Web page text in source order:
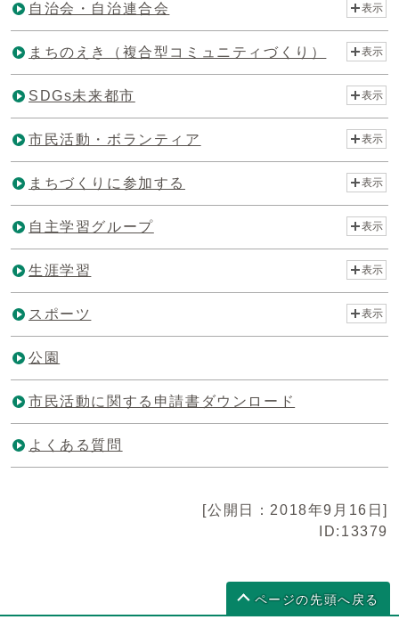
自治会・自治連合会 表示
まちのえき（複合型コミュニティづくり） 表示
SDGs未来都市 表示
市民活動・ボランティア 表示
まちづくりに参加する 表示
自主学習グループ 表示
生涯学習 表示
スポーツ 表示
公園
市民活動に関する申請書ダウンロード
よくある質問
[公開日：2018年9月16日]
ID:13379
ページの先頭へ戻る